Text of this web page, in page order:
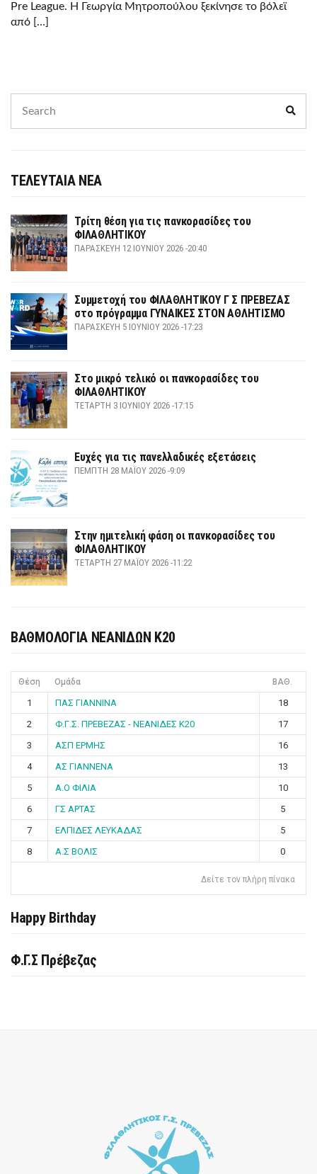
Pre League. Η Γεωργία Μητροπούλου ξεκίνησε το βόλεϊ
από […]
for:
ΤΕΛΕΥΤΑΙΑ ΝΕΑ
Τρίτη θέση για τις πανκορασίδες του
ΦΙΛΑΘΛΗΤΙΚΟΥ
ΠΑΡΑΣΚΕΥΉ 12 ΙΟΥΝΊΟΥ 2026 -20:40
Συμμετοχή του ΦΙΛΑΘΛΗΤΙΚΟΥ Γ Σ ΠΡΕΒΕΖΑΣ
στο πρόγραμμα ΓΥΝΑΙΚΕΣ ΣΤΟΝ ΑΘΛΗΤΙΣΜΟ
ΠΑΡΑΣΚΕΥΉ 5 ΙΟΥΝΊΟΥ 2026 -17:23
Στο μικρό τελικό οι πανκορασίδες του
ΦΙΛΑΘΛΗΤΙΚΟΥ
ΤΕΤΆΡΤΗ 3 ΙΟΥΝΊΟΥ 2026 -17:15
Ευχές για τις πανελλαδικές εξετάσεις
ΠΈΜΠΤΗ 28 ΜΑΪ́ΟΥ 2026 -9:09
Στην ημιτελική φάση οι πανκορασίδες του
ΦΙΛΑΘΛΗΤΙΚΟΥ
ΤΕΤΆΡΤΗ 27 ΜΑΪ́ΟΥ 2026 -11:22
ΒΑΘΜΟΛΟΓΙΑ ΝΕΑΝΙΔΩΝ Κ20
Θέση Ομάδα ΒΑΘ.
1 ΠΑΣ ΓΙΑΝΝΙΝΑ
18
2
Φ.Γ.Σ. ΠΡΕΒΕΖΑΣ - ΝΕΑΝΙΔΕΣ Κ20
17
3
ΑΣΠ ΕΡΜΗΣ
16
4
ΑΣ ΓΙΑΝΝΕΝΑ
13
5
Α.Ο ΦΙΛΙΑ
10
6
ΓΣ ΑΡΤΑΣ
5
7
ΕΛΠΙΔΕΣ ΛΕΥΚΑΔΑΣ
5
8
Α.Σ ΒΟΛΙΣ 0
Δείτε τον πλήρη πίνακα
Happy Birthday
Φ.Γ.Σ Πρέβεζας